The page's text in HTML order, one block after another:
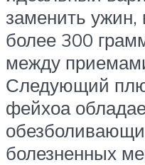
заменить ужин,
более 300
между
Следующий
фейхоа
болезненных